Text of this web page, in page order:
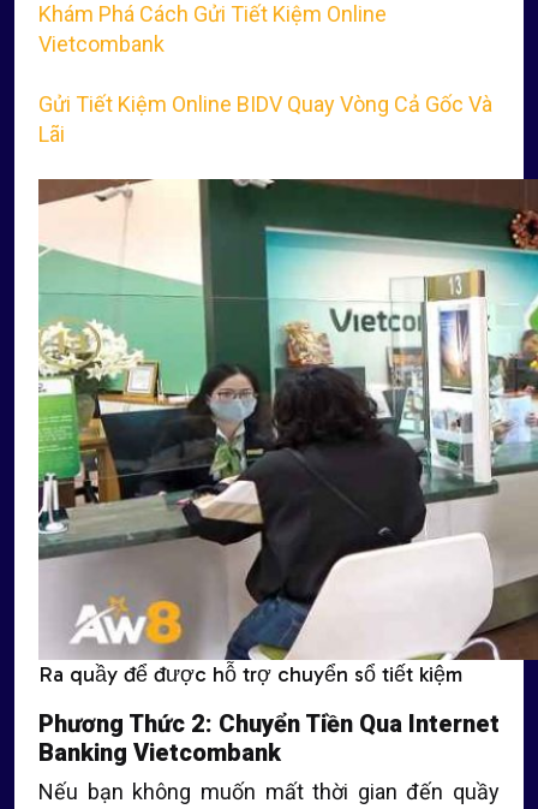
Khám Phá Cách Gửi Tiết Kiệm Online
Vietcombank
Gửi Tiết Kiệm Online BIDV Quay Vòng Cả Gốc Và
Lãi
Ra quầy để được hỗ trợ chuyển sổ tiết kiệm
Phương Thức 2: Chuyển Tiền Qua Internet
Banking Vietcombank
Nếu bạn không muốn mất thời gian đến quầy